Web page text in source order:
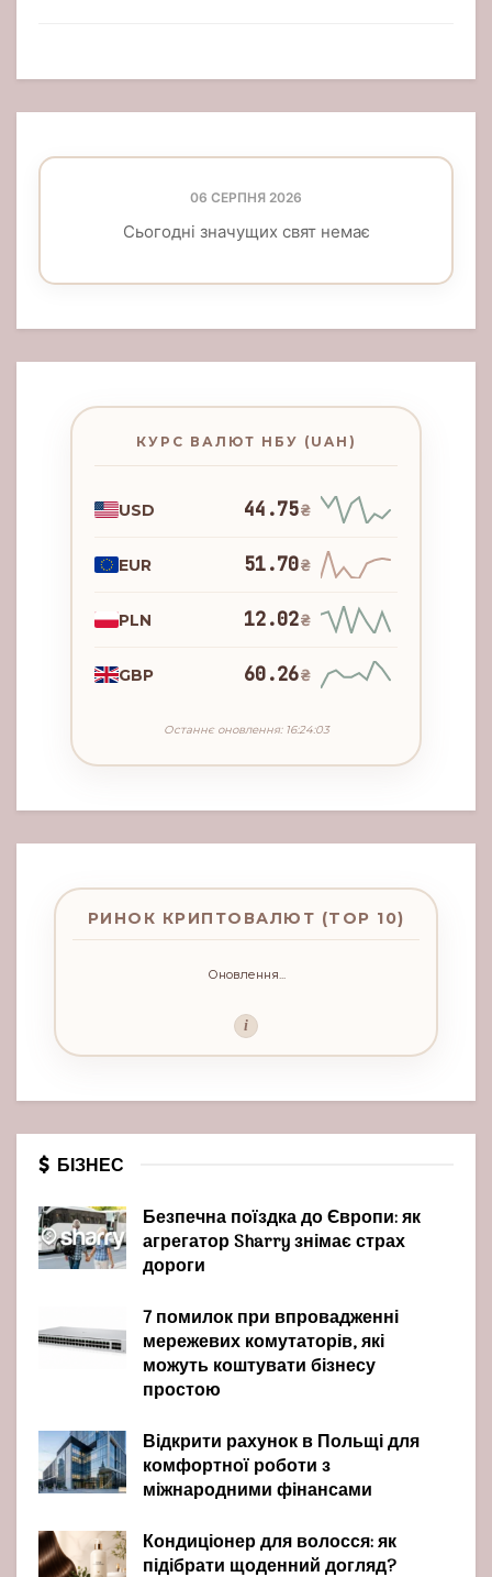
06 СЕРПНЯ 2026
Сьогодні значущих свят немає
КУРС ВАЛЮТ НБУ (UAH)
USD 44.75₴
EUR 51.70₴
PLN 12.02₴
GBP 60.26₴
Останнє оновлення: 16:24:03
РИНОК КРИПТОВАЛЮТ (TOP 10)
Оновлення...
i
БІЗНЕС
Безпечна поїздка до Європи: як
агрегатор Sharry знімає страх
дороги
7 помилок при впровадженні
мережевих комутаторів, які
можуть коштувати бізнесу
простою
Відкрити рахунок в Польщі для
комфортної роботи з
міжнародними фінансами
Кондиціонер для волосся: як
підібрати щоденний догляд?